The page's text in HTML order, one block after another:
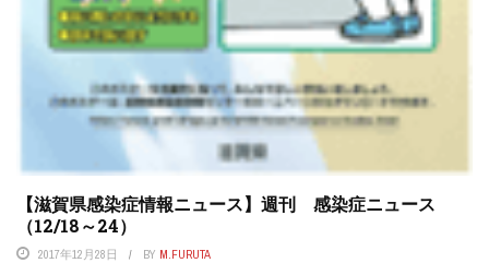
【滋賀県感染症情報ニュース】週刊 感染症ニュース
（12/18～24）
2017年12月28日 BY M.FURUTA